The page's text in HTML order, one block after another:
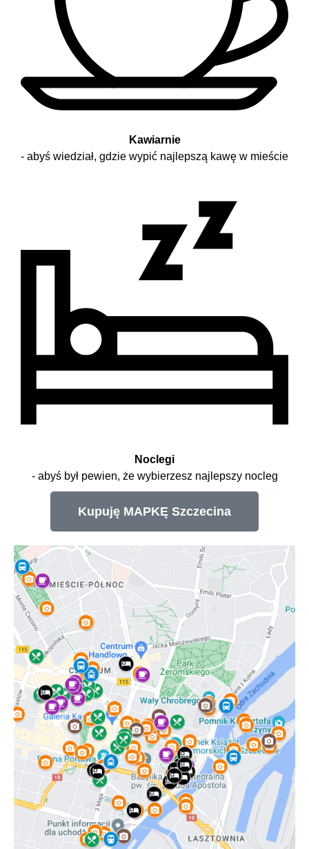
Kawiarnie
- abyś wiedział, gdzie wypić najlepszą kawę w mieście
Noclegi
- abyś był pewien, że wybierzesz najlepszy nocleg
Kupuję MAPKĘ Szczecina